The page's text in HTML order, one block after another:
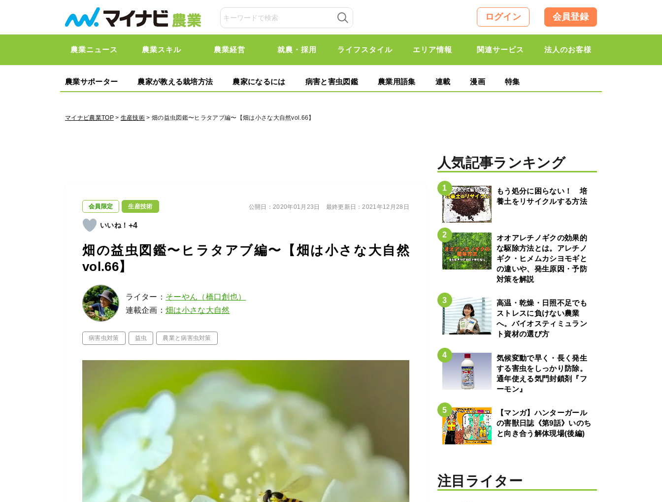
ログイン 会員登録
農業ニュース 農業スキル 農業経営 就農・採用 ライフスタイル エリア情報 関連サービス 法人のお客様
農業サポーター 農家が教える栽培方法 農家になるには 病害と害虫図鑑 農業用語集 連載 漫画 特集
マイナビ農業TOP> 生産技術 > 畑の益虫図鑑〜ヒラタアブ編〜【畑は小さな大自然vol.66】
会員限定 生産技術
+4
畑の益虫図鑑〜ヒラタアブ編〜【畑は小さな大自然
vol.66】
ライター： そーやん（橋口創也）
連載企画：畑は小さな大自然
病害虫対策 益虫 農業と病害虫対策
公開日：2020年01月23日 最終更新日：2021年12月28日
人気記事ランキング
もう処分に困らない！ 培
養土をリサイクルする方法
オオアレチノギクの効果的
な駆除方法とは。アレチノ
ギク・ヒメムカシヨモギと
の違いや、発生原因・予防
対策を解説
高温・乾燥・日照不足でも
ストレスに負けない農業
へ。バイオスティミュラン
ト資材の選び方
気候変動で早く・長く発生
する害虫をしっかり防除。
通年使える気門封鎖剤『フ
ーモン』
【マンガ】ハンターガール
の害獣日誌《第9話》いのち
と向き合う解体現場(後編)
注目ライター